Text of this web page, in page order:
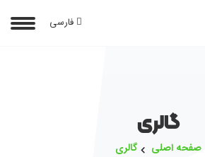
فارسی
گالری
صفحه اصلی گالری